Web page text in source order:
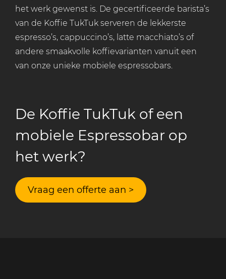
het werk gewenst is. De gecertificeerde barista’s
van de Koffie TukTuk serveren de lekkerste
espresso’s, cappuccino’s, latte macchiato’s of
andere smaakvolle koffievarianten vanuit een
van onze unieke mobiele espressobars.
De Koffie TukTuk of een
mobiele Espressobar op
het werk?
Vraag een offerte aan >